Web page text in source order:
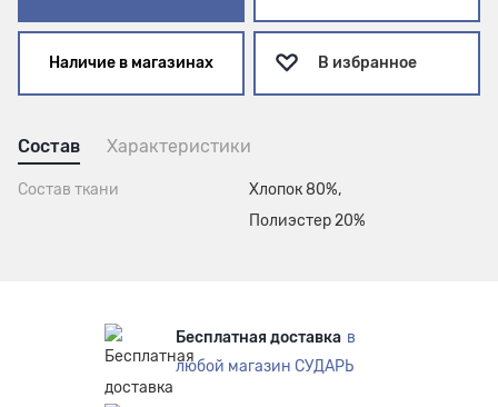
Наличие в магазинах В избранное
Состав Характеристики
Состав ткани
Хлопок 80%,
Полиэстер 20%
Бесплатная доставка в
любой магазин СУДАРЬ